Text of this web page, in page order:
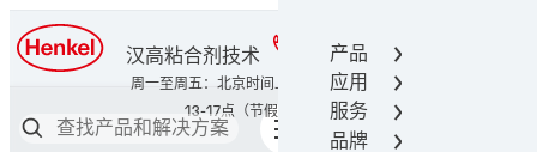
产品
应用
服务
品牌
汉高粘合剂技术 400-666-7306